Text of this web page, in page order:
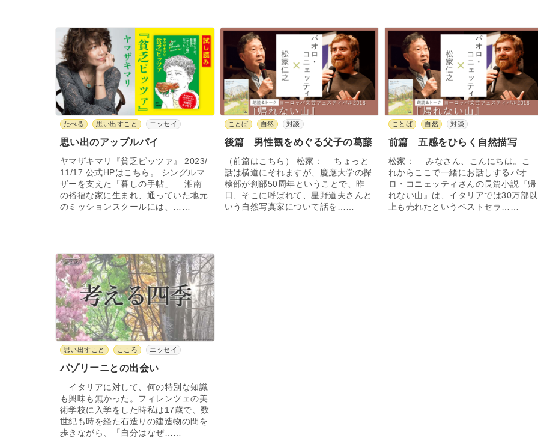
たべる 思い出すこと エッセイ
思い出のアップルパイ
ヤマザキマリ『貧乏ピッツァ』 2023/
11/17 公式HPはこちら。 シングルマ
ザーを支えた「暮しの手帖」 湘南
の裕福な家に生まれ、通っていた地元
のミッションスクールには、……
ことば 自然 対談
後篇 男性観をめぐる父子の葛藤
（前篇はこちら） 松家： ちょっと
話は横道にそれますが、慶應大学の探
検部が創部50周年ということで、昨
日、そこに呼ばれて、星野道夫さんと
いう自然写真家について話を……
ことば 自然 対談
前篇 五感をひらく自然描写
松家： みなさん、こんにちは。こ
れからここで一緒にお話しするパオ
ロ・コニェッティさんの長篇小説『帰
れない山』は、イタリアでは30万部以
上も売れたというベストセラ……
思い出すこと こころ エッセイ
パゾリーニとの出会い
イタリアに対して、何の特別な知識
も興味も無かった。フィレンツェの美
術学校に入学をした時私は17歳で、数
世紀も時を経た石造りの建造物の間を
歩きながら、「自分はなぜ……